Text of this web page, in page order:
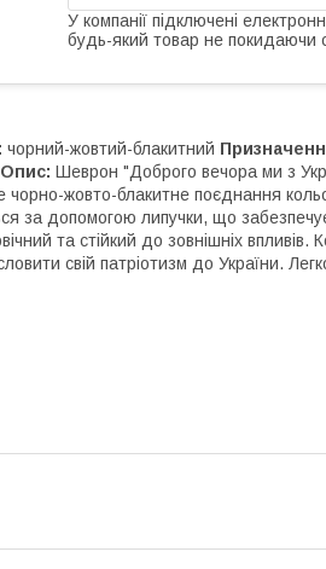
У компанії підключені
будь-який товар не покидаючи
чорний-жовтий-блакитний
Опис: Шеврон "Доброго вечора ми з
чорно-жовто-блакитне поєднання
за допомогою липучки, що
та стійкий до зовнішніх
свій патріотизм до України.